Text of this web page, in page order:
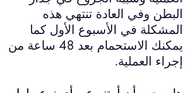
البطن وفي العادة تنتهي هذه
المشكلة في الأسبوع الأول كما
يمكنك الاستحمام بعد 48 ساعة من
إجراء العملية.